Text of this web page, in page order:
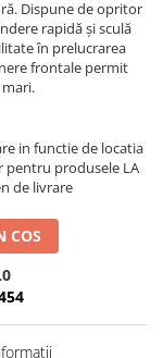
Dispune de opritor
rapidă și sculă
în prelucrarea
frontale permit
in functie de locatia
pentru produsele LA
de livrare
COS